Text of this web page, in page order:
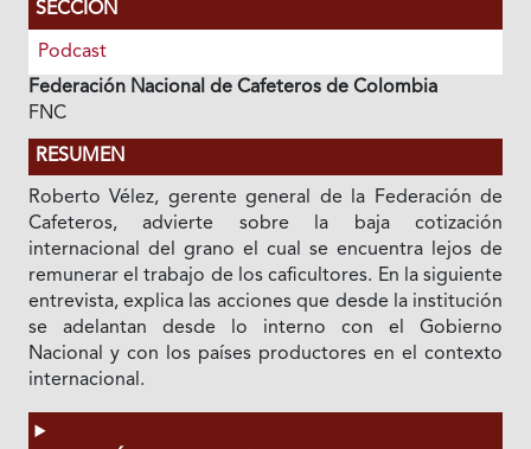
SECCIÓN
Podcast
Federación Nacional de Cafeteros de Colombia
FNC
RESUMEN
Roberto Vélez, gerente general de la Federación de
Cafeteros, advierte sobre la baja cotización
internacional del grano el cual se encuentra lejos de
remunerar el trabajo de los caficultores. En la siguiente
entrevista, explica las acciones que desde la institución
se adelantan desde lo interno con el Gobierno
Nacional y con los países productores en el contexto
internacional.